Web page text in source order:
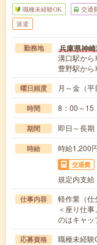
職種未経験OK 交通
派遣
勤務地 兵庫県神
溝口駅か
豊野駅か
曜日頻度 月～金（平
時間 8：00～15
期間 即日～長期
時給 時給1,200
交通費
規定内支給
仕事内容
軽作業（仕
＜座り仕
のはキャ
応募資格
職種未経験